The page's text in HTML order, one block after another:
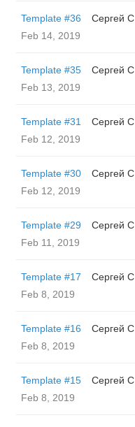
Template #36
Сергей С
Feb 14, 2019
Template #35
Сергей С
Feb 13, 2019
Template #31
Сергей С
Feb 12, 2019
Template #30
Сергей С
Feb 12, 2019
Template #29
Сергей С
Feb 11, 2019
Template #17
Сергей С
Feb 8, 2019
Template #16
Сергей С
Feb 8, 2019
Template #15
Сергей С
Feb 8, 2019